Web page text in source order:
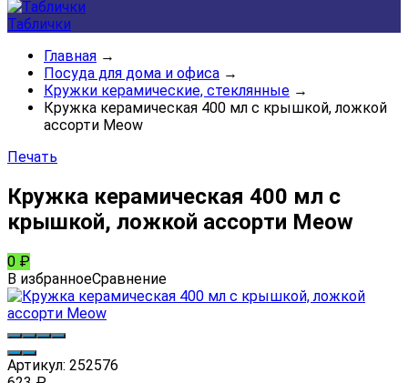
Таблички
Главная →
Посуда для дома и офиса →
Кружки керамические, стеклянные →
Кружка керамическая 400 мл с крышкой, ложкой
ассорти Meow
Печать
Кружка керамическая 400 мл с
крышкой, ложкой ассорти Meow
0 ₽
В избранноеСравнение
Артикул: 252576